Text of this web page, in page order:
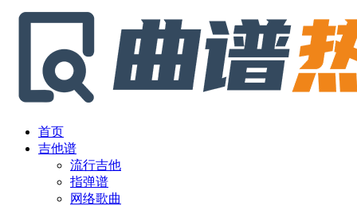
首页
吉他谱
流行吉他
指弹谱
网络歌曲